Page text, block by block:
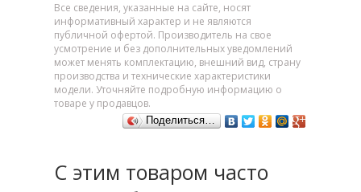
Все сведения, указанные на сайте, носят
информативный характер и не являются
публичной офертой. Производитель на свое
усмотрение и без дополнительных уведомлений
может менять комплектацию, внешний вид, страну
производства и технические характеристики
модели. Уточняйте подробную информацию о
товаре у продавцов.
Поделиться…
С этим товаром часто